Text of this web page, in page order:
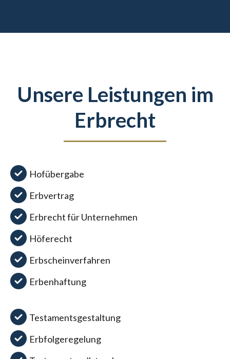
Unsere Leistungen im
Erbrecht
Hofübergabe
Erbvertrag
Erbrecht für Unternehmen
Höferecht
Erbscheinverfahren
Erbenhaftung
Testamentsgestaltung
Erbfolgeregelung